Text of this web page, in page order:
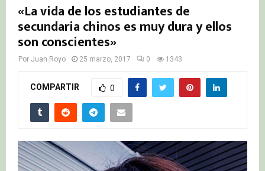
«La vida de los estudiantes de
secundaria chinos es muy dura y ellos
son conscientes»
Por Juan Royo 25 marzo, 2017 0 1343
COMPARTIR 0